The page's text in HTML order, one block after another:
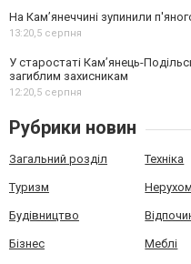
На Камʼянеччині зупинили
13:20,5 серпня
У старостаті Кам’янець-
загиблим захисникам
12:20,5 серпня
Рубрики новин
Загальний розділ Техніка
Туризм
Будівництво
Бізнес Меблі